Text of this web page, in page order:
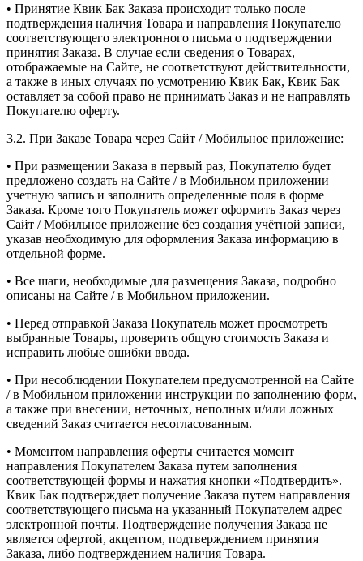
• Принятие Квик Бак Заказа происходит только после
подтверждения наличия Товара и направления Покупателю
соответствующего электронного письма о подтверждении
принятия Заказа. В случае если сведения о Товарах,
отображаемые на Сайте, не соответствуют действительности,
а также в иных случаях по усмотрению Квик Бак, Квик Бак
оставляет за собой право не принимать Заказ и не направлять
Покупателю оферту.
3.2. При Заказе Товара через Сайт / Мобильное приложение:
• При размещении Заказа в первый раз, Покупателю будет
предложено создать на Сайте / в Мобильном приложении
учетную запись и заполнить определенные поля в форме
Заказа. Кроме того Покупатель может оформить Заказ через
Сайт / Мобильное приложение без создания учётной записи,
указав необходимую для оформления Заказа информацию в
отдельной форме.
• Все шаги, необходимые для размещения Заказа, подробно
описаны на Сайте / в Мобильном приложении.
• Перед отправкой Заказа Покупатель может просмотреть
выбранные Товары, проверить общую стоимость Заказа и
исправить любые ошибки ввода.
• При несоблюдении Покупателем предусмотренной на Сайте
/ в Мобильном приложении инструкции по заполнению форм,
а также при внесении, неточных, неполных и/или ложных
сведений Заказ считается несогласованным.
• Моментом направления оферты считается момент
направления Покупателем Заказа путем заполнения
соответствующей формы и нажатия кнопки «Подтвердить».
Квик Бак подтверждает получение Заказа путем направления
соответствующего письма на указанный Покупателем адрес
электронной почты. Подтверждение получения Заказа не
является офертой, акцептом, подтверждением принятия
Заказа, либо подтверждением наличия Товара.